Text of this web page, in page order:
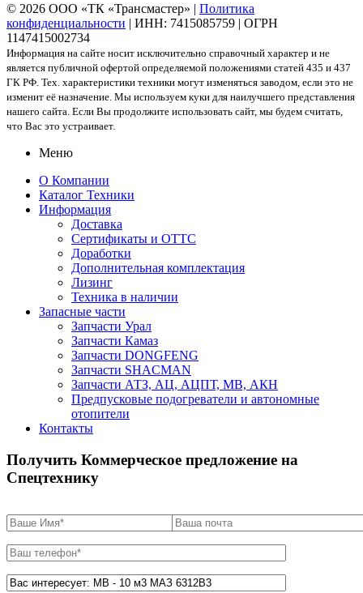
© 2026 ООО «ТК «Трансмастер» | Политика
конфиденциальности | ИНН: 7415085759 | ОГРН
1147415002734
Информация на сайте носит исключительно справочный характер и не
является публичной офертой определяемой положениями статей 435 и 437
ГК РФ. Тех. характеристики техники могут изменяться заводом, если это не
изменит её назначение. Мы используем куки для наилучшего представления
нашего сайта. Если Вы продолжите использовать сайт, мы будем считать,
что Вас это устраивает.
Меню
О Компании
Каталог Техники
Информация
Доставка
Сертификаты и ОТТС
Доработки
Дополнительная комплектация
Лизинг
Техника в наличии
Запасные части
Запчасти Урал
Запчасти Камаз
Запчасти DONGFENG
Запчасти SHACMAN
Запчасти АТЗ, АЦ, АЦПТ, МВ, АКН
Предпусковые подогреватели и автономные
отопители
Контакты
Получить Коммерческое предложение на
Спецтехнику